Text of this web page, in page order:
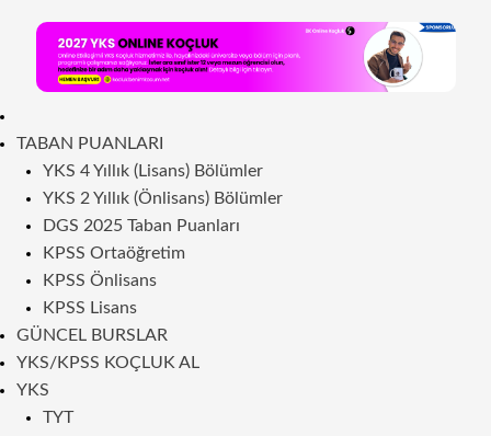
TABAN PUANLARI
YKS 4 Yıllık (Lisans) Bölümler
YKS 2 Yıllık (Önlisans) Bölümler
DGS 2025 Taban Puanları
KPSS Ortaöğretim
KPSS Önlisans
KPSS Lisans
GÜNCEL BURSLAR
YKS/KPSS KOÇLUK AL
YKS
TYT